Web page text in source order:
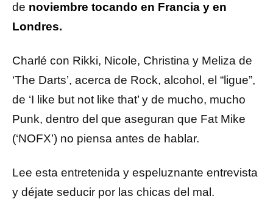
de noviembre tocando en Francia y en
Londres.
Charlé con Rikki, Nicole, Christina y Meliza de
‘The Darts’, acerca de Rock, alcohol, el “ligue”,
de ‘I like but not like that’ y de mucho, mucho
Punk, dentro del que aseguran que Fat Mike
(‘NOFX’) no piensa antes de hablar.
Lee esta entretenida y espeluznante entrevista
y déjate seducir por las chicas del mal.